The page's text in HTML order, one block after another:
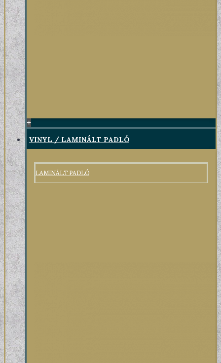
+
VINYL / LAMINÁLT PADLÓ
LAMINÁLT PADLÓ